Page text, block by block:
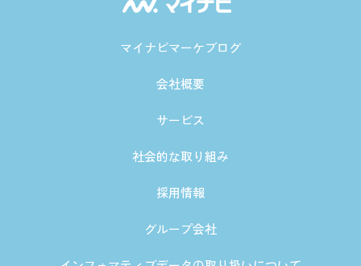
マイナビマーケブログ
会社概要
サービス
社会的な取り組み
採用情報
グループ会社